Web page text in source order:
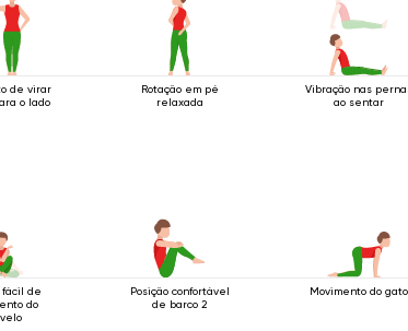
de virar
o lado
Rotação em pé
relaxada
Vibração nas
ao sentar
fácil de
do
Posição confortável
de barco 2
Movimento do gato